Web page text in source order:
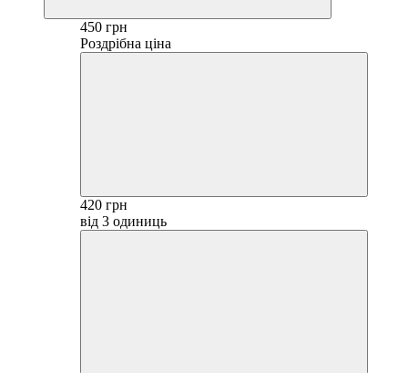
450 грн
Роздрібна ціна
420 грн
від 3 одиниць